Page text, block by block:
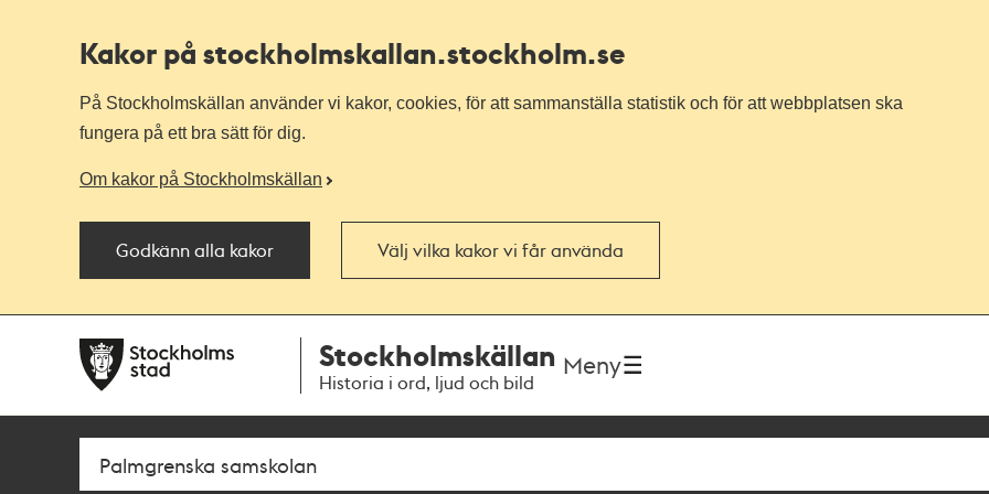
Kakor på stockholmskallan.stockholm.se
På Stockholmskällan använder vi kakor, cookies, för att sammanställa statistik och för att webbplatsen ska
fungera på ett bra sätt för dig.
Om kakor på Stockholmskällan
Godkänn alla kakor Välj vilka kakor vi får använda
navigationen
huvudinnehållet
Stockholmskällan
Historia i ord, ljud och bild
Meny
Sök